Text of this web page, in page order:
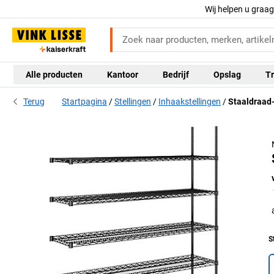
Wij helpen u
Alle producten Kantoor Bedrijf Opslag
Terug Startpagina Stellingen Inhaakstellingen